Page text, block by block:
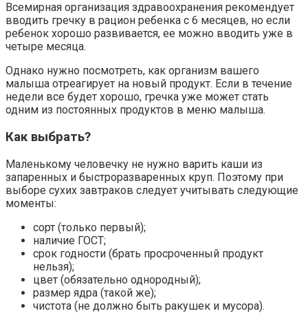
Всемирная организация здравоохранения рекомендует
вводить гречку в рацион ребенка с 6 месяцев, но если
ребенок хорошо развивается, ее можно вводить уже в
четыре месяца.
Однако нужно посмотреть, как организм вашего
малыша отреагирует на новый продукт. Если в течение
недели все будет хорошо, гречка уже может стать
одним из постоянных продуктов в меню малыша.
Как выбрать?
Маленькому человечку не нужно варить каши из
запаренных и быстроразваренных круп. Поэтому при
выборе сухих завтраков следует учитывать следующие
моменты:
сорт (только первый);
наличие ГОСТ;
срок годности (брать просроченный продукт
нельзя);
цвет (обязательно однородный);
размер ядра (такой же);
чистота (не должно быть ракушек и мусора).